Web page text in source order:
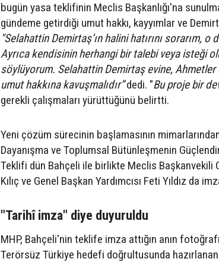
bugün yasa teklifinin Meclis Başkanlığı'na
gündeme getirdiği umut hakkı, kayyımlar ve
"Selahattin Demirtaş’ın halini hatırını sorarım,
Ayrıca kendisinin herhangi bir talebi veya isteği
söylüyorum. Selahattin Demirtaş evine,
umut hakkına kavuşmalıdır”dedi. "Bu proje bir
gerekli çalışmaları yürüttüğünü belirtti.
Yeni çözüm sürecinin başlamasının
Dayanışma ve Toplumsal Bütünleşmenin
Teklifi dün Bahçeli ile birlikte Meclis Başkanvekili
Kılıç ve Genel Başkan Yardımcısı Feti Yıldız da
"Tarihî imza" diye duyuruldu
MHP, Bahçeli'nin teklife imza attığın anın
Terörsüz Türkiye hedefi doğrultusunda